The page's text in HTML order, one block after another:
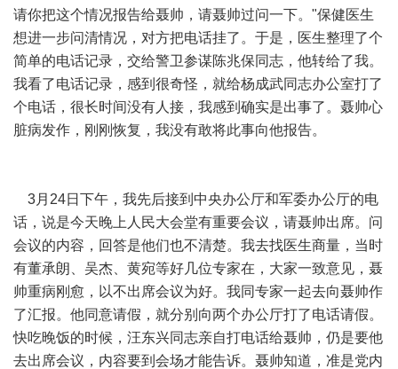
请你把这个情况报告给聂帅，请聂帅过问一下。"保健医生
想进一步问清情况，对方把电话挂了。于是，医生整理了个
简单的电话记录，交给警卫参谋陈兆保同志，他转给了我。
我看了电话记录，感到很奇怪，就给杨成武同志办公室打了
个电话，很长时间没有人接，我感到确实是出事了。聂帅心
脏病发作，刚刚恢复，我没有敢将此事向他报告。
3月24日下午，我先后接到中央办公厅和军委办公厅的电
话，说是今天晚上人民大会堂有重要会议，请聂帅出席。问
会议的内容，回答是他们也不清楚。我去找医生商量，当时
有董承朗、吴杰、黄宛等好几位专家在，大家一致意见，聂
帅重病刚愈，以不出席会议为好。我同专家一起去向聂帅作
了汇报。他同意请假，就分别向两个办公厅打了电话请假。
快吃晚饭的时候，汪东兴同志亲自打电话给聂帅，仍是要他
去出席会议，内容要到会场才能告诉。聂帅知道，准是党内